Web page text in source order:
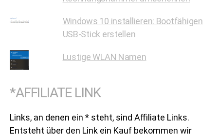
Windows 10 installieren: Bootfähigen
USB-Stick erstellen
Lustige WLAN Namen
*AFFILIATE LINK
Links, an denen ein * steht, sind Affiliate Links.
Entsteht über den Link ein Kauf bekommen wir